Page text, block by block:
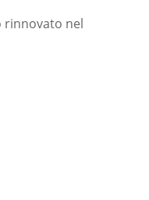
rinnovato nel